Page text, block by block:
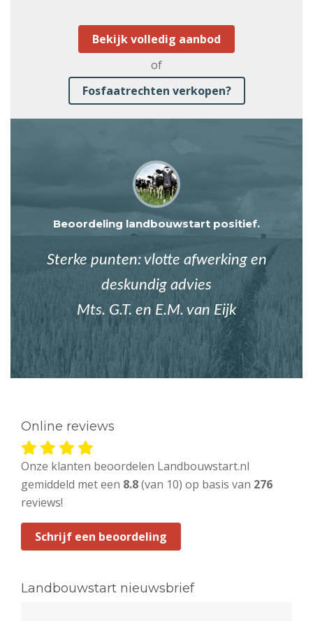
Bekijk volledig aanbod
of
Fosfaatrechten verkopen?
Beoordeling landbouwstart positief.
Sterke punten: vlotte afwerking en
deskundig advies
Mts. G.T. en E.M. van Eijk
Online reviews
Onze klanten beoordelen Landbouwstart.nl
gemiddeld met een 8.8(van 10) op basis van 276
reviews!
Schrijf een beoordeling
Landbouwstart nieuwsbrief